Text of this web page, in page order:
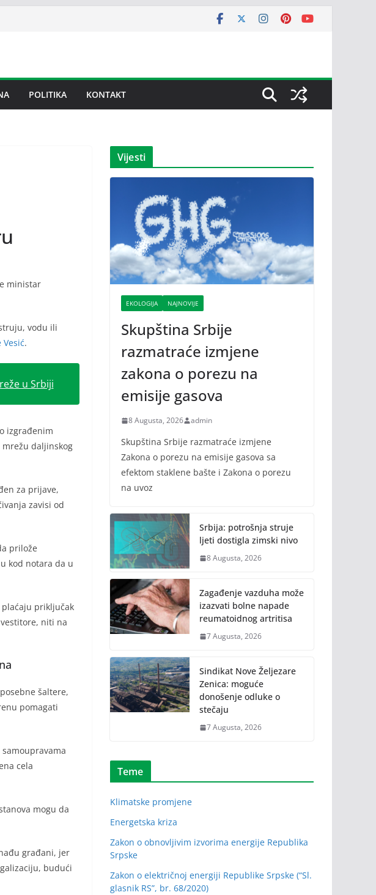
POLITIKA KONTAKT
ministar
vodu ili
Vesić.
u Srbiji
izgrađenim
daljinskog
za prijave,
zavisi od
prilože
kod notara da u
priključak
niti na
šaltere,
pomagati
cela
mogu da
građani, jer
budući
Vijesti
EKOLOGIJA NAJNOVIJE
Skupština Srbije
razmatraće izmjene
zakona o porezu na
emisije gasova
8 Augusta, 2026 admin
Skupština Srbije razmatraće izmjene
Zakona o porezu na emisije gasova sa
efektom staklene bašte i Zakona o porezu
na uvoz
Srbija: potrošnja struje
ljeti dostigla zimski nivo
8 Augusta, 2026
Zagađenje vazduha može
izazvati bolne napade
reumatoidnog artritisa
7 Augusta, 2026
Sindikat Nove Željezare
Zenica: moguće
donošenje odluke o
stečaju
7 Augusta, 2026
Teme
Klimatske promjene
Energetska kriza
Zakon o obnovljivim izvorima energije Republika
Srpske
Zakon o električnoj energiji Republike Srpske (“Sl.
glasnik RS”, br. 68/2020)